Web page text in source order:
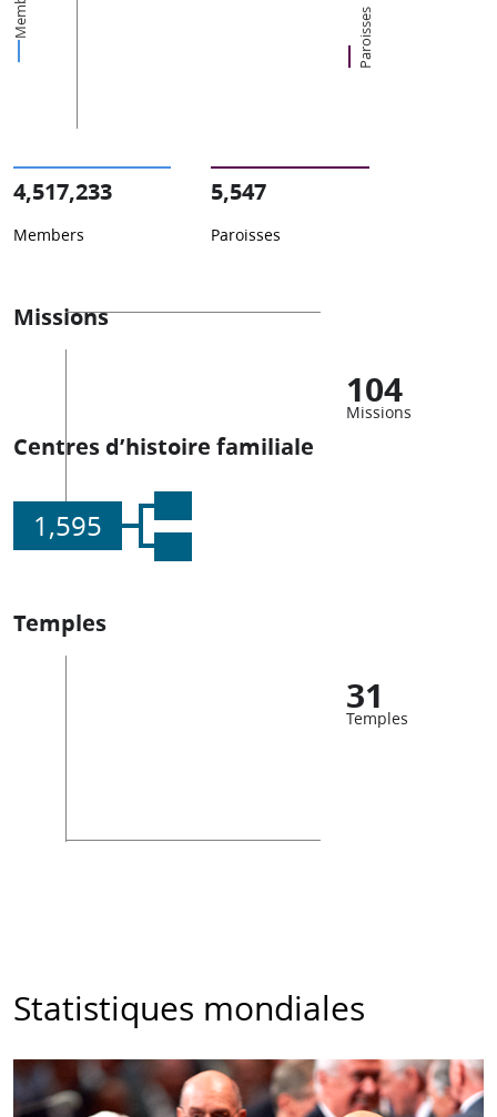
Paroisses
4,517,233
Members
5,547
Paroisses
Missions
104
Missions
Centres d’histoire familiale
1,595
Temples
31
Temples
Statistiques mondiales